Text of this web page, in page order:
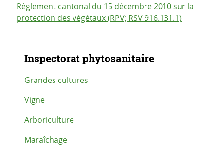
Règlement cantonal du 15 décembre 2010 sur la
protection des végétaux (RPV; RSV 916.131.1)
Navigation secondaire
Inspectorat phytosanitaire
Grandes cultures
Vigne
Arboriculture
Maraîchage